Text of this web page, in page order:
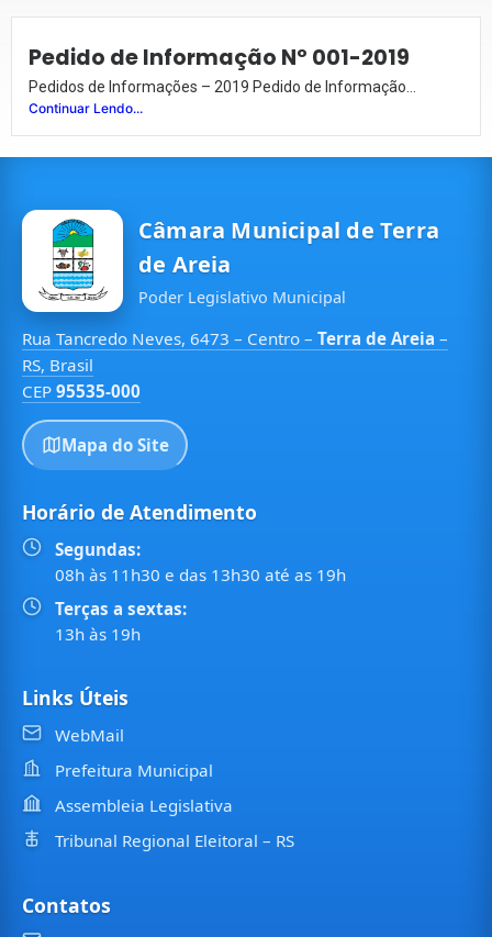
Pedido de Informação Nº 001-2019
Pedidos de Informações – 2019 Pedido de Informação...
Continuar Lendo...
Câmara Municipal de Terra
de Areia
Poder Legislativo Municipal
Rua Tancredo Neves, 6473 – Centro – Terra de Areia –
RS, Brasil
CEP 95535-000
Mapa do Site
Horário de Atendimento
Segundas:
08h às 11h30 e das 13h30 até as 19h
Terças a sextas:
13h às 19h
Links Úteis
WebMail
Prefeitura Municipal
Assembleia Legislativa
Tribunal Regional Eleitoral – RS
Contatos